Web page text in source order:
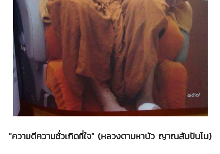
"ความดีความชั่วเกิดที่ใจ" (หลวงตามหาบัว ญาณสัมปันโน)